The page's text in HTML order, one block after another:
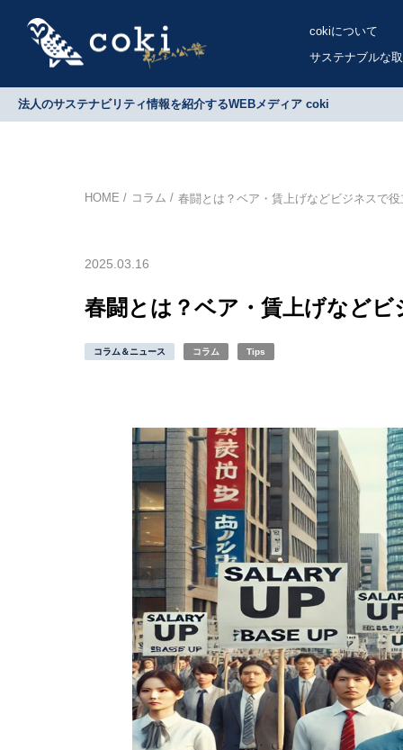
cokiについて
サステナブルな
法人のサステナビリティ情報を紹介するWEBメディア coki
HOME コラム 春闘とは？ベア・賃上げなどビジネスで
2025.03.16
春闘とは？ベア・賃上げなど
コラム＆ニュース コラム Tips